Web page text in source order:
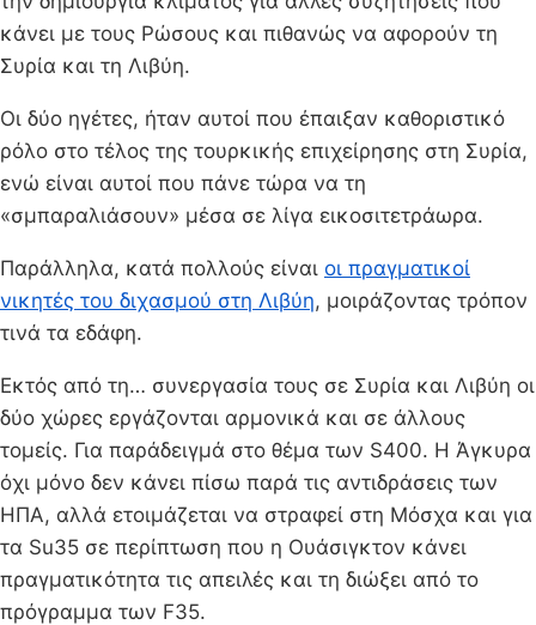
κάνει με τους Ρώσους και πιθανώς να αφορούν τη
Συρία και τη Λιβύη.
Οι δύο ηγέτες, ήταν αυτοί που έπαιξαν καθοριστικό
ρόλο στο τέλος της τουρκικής επιχείρησης στη Συρία,
ενώ είναι αυτοί που πάνε τώρα να τη
«σμπαραλιάσουν» μέσα σε λίγα εικοσιτετράωρα.
Παράλληλα, κατά πολλούς είναι οι πραγματικοί
νικητές του διχασμού στη Λιβύη, μοιράζοντας τρόπον
τινά τα εδάφη.
Εκτός από τη… συνεργασία τους σε Συρία και Λιβύη οι
δύο χώρες εργάζονται αρμονικά και σε άλλους
τομείς. Για παράδειγμά στο θέμα των S400. Η Άγκυρα
όχι μόνο δεν κάνει πίσω παρά τις αντιδράσεις των
ΗΠΑ, αλλά ετοιμάζεται να στραφεί στη Μόσχα και για
τα Su35 σε περίπτωση που η Ουάσιγκτον κάνει
πραγματικότητα τις απειλές και τη διώξει από το
πρόγραμμα των F35.